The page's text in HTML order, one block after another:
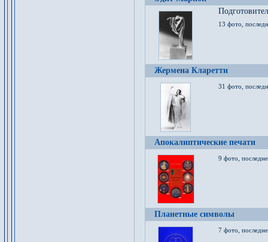
13 фото,
Жермена Кларетти
31 фото,
Апокалиптические печати
9 фото,
Планетные символы
7 фото,